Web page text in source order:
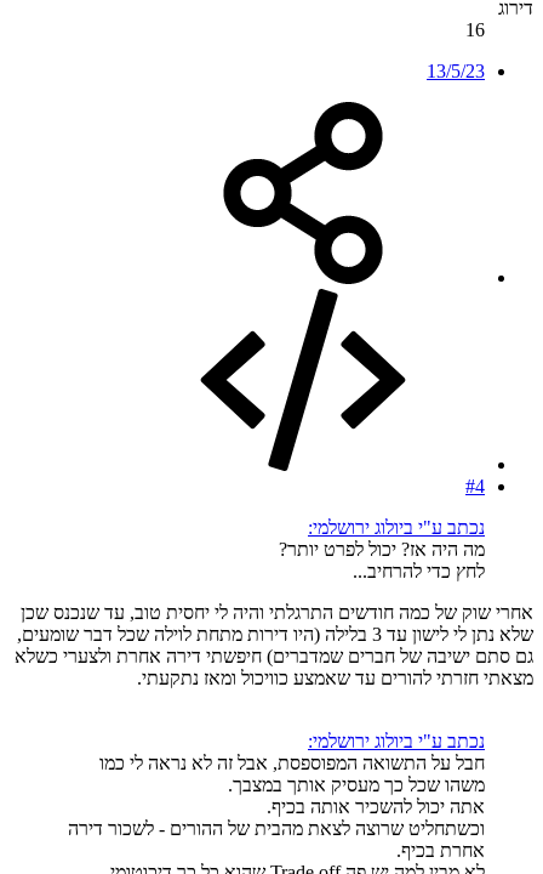
דירוג
16
13/5/23
#4
נכתב ע"י ביולוג ירושלמי:
מה היה אז? יכול לפרט יותר?
לחץ כדי להרחיב...
אחרי שוק של כמה חודשים התרגלתי והיה לי יחסית טוב, עד שנכנס שכן
שלא נתן לי לישון עד 3 בלילה (היו דירות מתחת לוילה שכל דבר שומעים,
גם סתם ישיבה של חברים שמדברים) חיפשתי דירה אחרת ולצערי כשלא
מצאתי חזרתי להורים עד שאמצע כוויכול ומאז נתקעתי.
נכתב ע"י ביולוג ירושלמי:
חבל על התשואה המפוספסת, אבל זה לא נראה לי כמו
משהו שכל כך מעסיק אותך במצבך.
אתה יכול להשכיר אותה בכיף.
וכשתחליט שרוצה לצאת מהבית של ההורים - לשכור דירה
אחרת בכיף.